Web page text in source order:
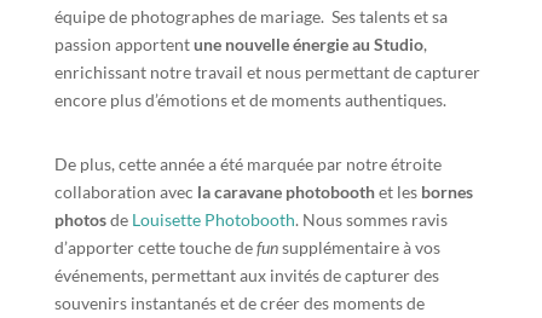
équipe de photographes de mariage. Ses talents et sa
passion apportentune nouvelle énergie au Studio,
enrichissant notre travail et nous permettant de capturer
encore plus d’émotions et de moments authentiques.
De plus, cette année a été marquée par notre étroite
collaboration avec la caravane photoboothet lesbornes
photosde Louisette Photobooth. Nous sommes ravis
d’apporter cette touche defunsupplémentaire à vos
événements, permettant aux invités de capturer des
souvenirs instantanés et de créer des moments de